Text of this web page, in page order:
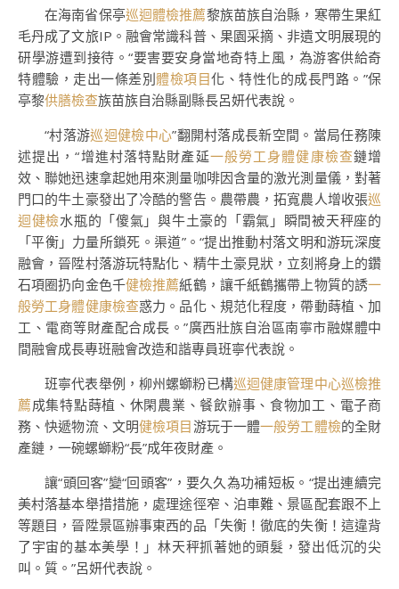
在海南省保亭巡迴體檢推薦黎族苗族自治縣，寒帶生果紅
毛丹成了文旅IP。融會常識科普、果園采摘、非遺文明展現的
研學游遭到接待。“要害要安身當地奇特上風，為游客供給奇
特體驗，走出一條差別體檢項目化、特性化的成長門路。”保
亭黎供膳檢查族苗族自治縣副縣長呂妍代表說。
“村落游巡迴健檢中心”翻開村落成長新空間。當局任務陳
述提出，“增進村落特點財產延一般勞工身體健康檢查鏈增
效、聯她迅速拿起她用來測量咖啡因含量的激光測量儀，對著
門口的牛土豪發出了冷酷的警告。農帶農，拓寬農人增收張巡
迴健檢水瓶的「傻氣」與牛土豪的「霸氣」瞬間被天秤座的
「平衡」力量所鎖死。渠道”。“提出推動村落文明和游玩深度
融會，晉陞村落游玩特點化、精牛土豪見狀，立刻將身上的鑽
石項圈扔向金色千健檢推薦紙鶴，讓千紙鶴攜帶上物質的誘一
般勞工身體健康檢查惑力。品化、規范化程度，帶動蒔植、加
工、電商等財產配合成長。”廣西壯族自治區南寧市融媒體中
間融會成長專班融會改造和諧專員班寧代表說。
班寧代表舉例，柳州螺螄粉已構巡迴健康管理中心巡檢推
薦成集特點蒔植、休閑農業、餐飲辦事、食物加工、電子商
務、快遞物流、文明健檢項目游玩于一體一般勞工體檢的全財
產鏈，一碗螺螄粉“長”成年夜財產。
讓“頭回客”變“回頭客”，要久久為功補短板。“提出連續完
美村落基本舉措措施，處理途徑窄、泊車難、景區配套跟不上
等題目，晉陞景區辦事東西的品「失衡！徹底的失衡！這違背
了宇宙的基本美學！」林天秤抓著她的頭髮，發出低沉的尖
叫。質。”呂妍代表說。